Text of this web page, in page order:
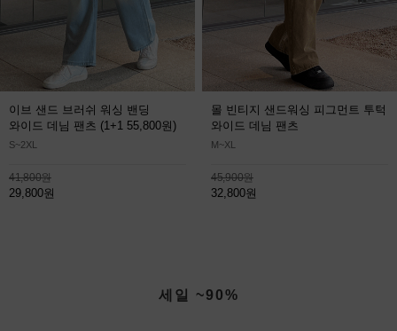
이브 샌드 브러쉬 워싱 밴딩
와이드 데님 팬츠 (1+1 55,800원)
S~2XL
41,800원
29,800원
몰 빈티지 샌드워싱 피그먼트 투턱
와이드 데님 팬츠
M~XL
45,900원
32,800원
세일 ~90%